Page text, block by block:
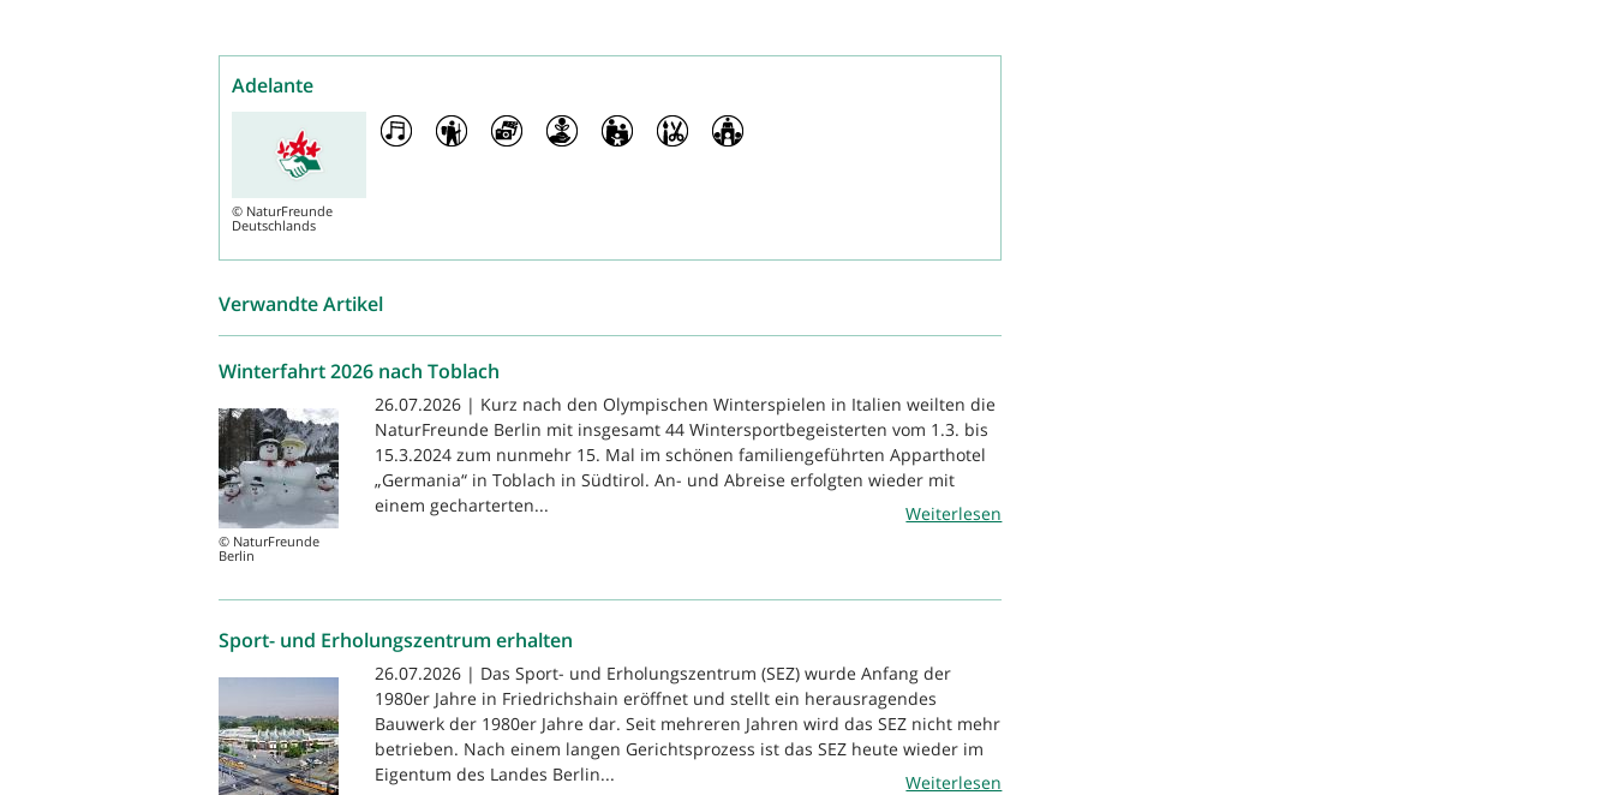
Adelante
© NaturFreunde
Deutschlands
Verwandte Artikel
Winterfahrt 2026 nach Toblach
© NaturFreunde
Berlin
26.07.2026 | Kurz nach den Olympischen Winterspielen in Italien weilten die
NaturFreunde Berlin mit insgesamt 44 Wintersportbegeisterten vom 1.3. bis
15.3.2024 zum nunmehr 15. Mal im schönen familiengeführten Apparthotel
„Germania“ in Toblach in Südtirol. An- und Abreise erfolgten wieder mit
einem gecharterten...
Weiterlesen
Sport- und Erholungszentrum erhalten
26.07.2026 | Das Sport- und Erholungszentrum (SEZ) wurde Anfang der
1980er Jahre in Friedrichshain eröffnet und stellt ein herausragendes
Bauwerk der 1980er Jahre dar. Seit mehreren Jahren wird das SEZ nicht mehr
betrieben. Nach einem langen Gerichtsprozess ist das SEZ heute wieder im
Eigentum des Landes Berlin...
Weiterlesen